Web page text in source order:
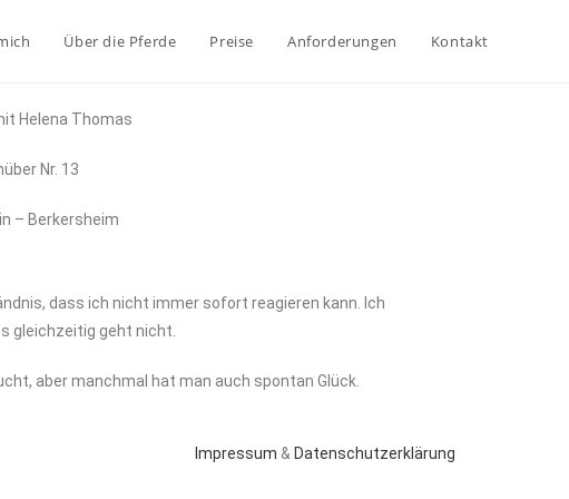
Über die Pferde Preise Anforderungen Kontakt
Helena Thomas
Nr. 13
– Berkersheim
dass ich nicht immer sofort reagieren kann. Ich
gleichzeitig geht nicht.
aber manchmal hat man auch spontan Glück.
Impressum & Datenschutzerklärung